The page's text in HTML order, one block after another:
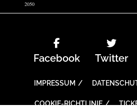
2050
Facebook Twitter
IMPRESSUM
COOKIE-RICHTLINIE